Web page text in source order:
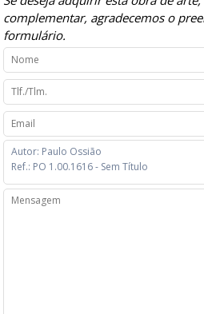
complementar, agradecemos o
formulário.